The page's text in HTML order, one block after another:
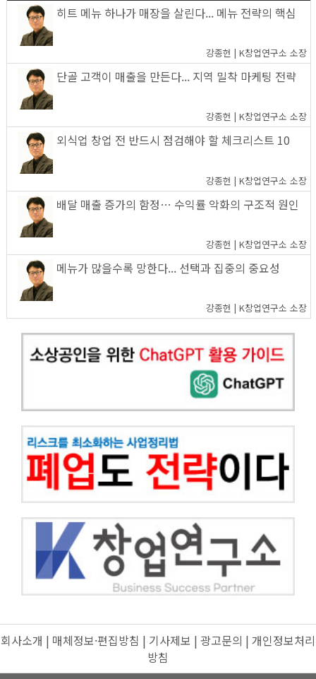
히트 메뉴 하나가 매장을 살린다... 메뉴 전략의 핵심
강종헌 | K창업연구소 소장
단골 고객이 매출을 만든다... 지역 밀착 마케팅 전략
강종헌 | K창업연구소 소장
외식업 창업 전 반드시 점검해야 할 체크리스트 10
강종헌 | K창업연구소 소장
배달 매출 증가의 함정… 수익률 악화의 구조적 원인
강종헌 | K창업연구소 소장
메뉴가 많을수록 망한다... 선택과 집중의 중요성
강종헌 | K창업연구소 소장
회사소개 | 매체정보·편집방침 | 기사제보 | 광고문의 | 개인정보처리
방침